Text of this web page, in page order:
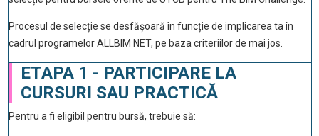
Procesul de selecție se desfășoară în funcție de implicarea ta în
cadrul programelor ALLBIM NET, pe baza criteriilor de mai jos.
ETAPA 1 - PARTICIPARE LA
CURSURI SAU PRACTICĂ
Pentru a fi eligibil pentru bursă, trebuie să: